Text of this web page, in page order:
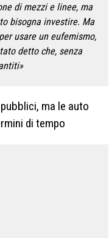
di mezzi e linee, ma
bisogna investire. Ma
usare un eufemismo,
detto che, senza
ma le auto
di tempo